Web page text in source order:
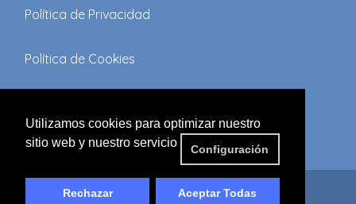
Utilizamos cookies para optimizar nuestro
sitio web y nuestro servicio
Configuración
Rechazar Aceptar Todas
Política de Privacidad
Política de Cookies
FAQ'S
© 2019 byDDM2 | All rights reserved